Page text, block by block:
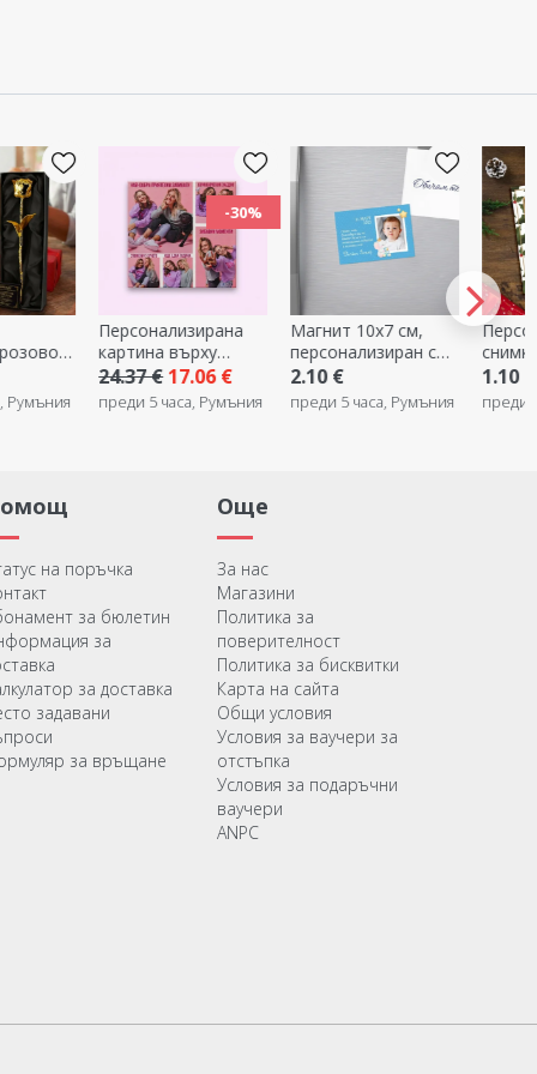
Румъния
-30%
Персонализирана
картина върху
платно с 5 снимки
24.37 €17.06 €
преди 5 часа, Румъния
Магнит 10x7 см,
персонализиран с
фотография и текст
- подарък за
кръщене
2.10 €
преди 5 часа, Румъния
1.10 €
преди
на поръчка
за бюлетин
за
за доставка
задавани
за връщане
Още
За нас
Магазини
Политика за
поверителност
Политика за бисквитки
Карта на сайта
Общи условия
Условия за ваучери за
отстъпка
Условия за подаръчни
ваучери
ANPC